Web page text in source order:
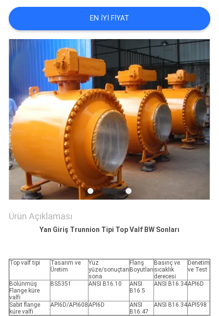
İNDIRIM
İSTE
SITE
HARITASI
PRIVACY
POLICY
EN IYI FIYAT
Ürün Açıklaması
Yan Giriş Trunnion Tipi Top Valf BW Sonları
Top valf tipi
Tasarım ve
Üretim
Yüz
yüze/sonuçtan
sona
Flanş
Boyutları
Basınç ve
sıcaklık
derecesi
Denetim
ve Test
Bölünmüş
Flange küre
valfi
BS5351 ANSI B16.10
ANSI
B16.5
ANSI B16.34API6D
Sabit flange
küre valfi
API6D/API608API6D
ANSI
B16.47
ANSI B16.34API598